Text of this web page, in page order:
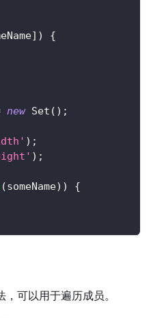
] )
{
new Set ( ) ;
) ;
) ;
(someName) )
{
可以用于遍历成员。